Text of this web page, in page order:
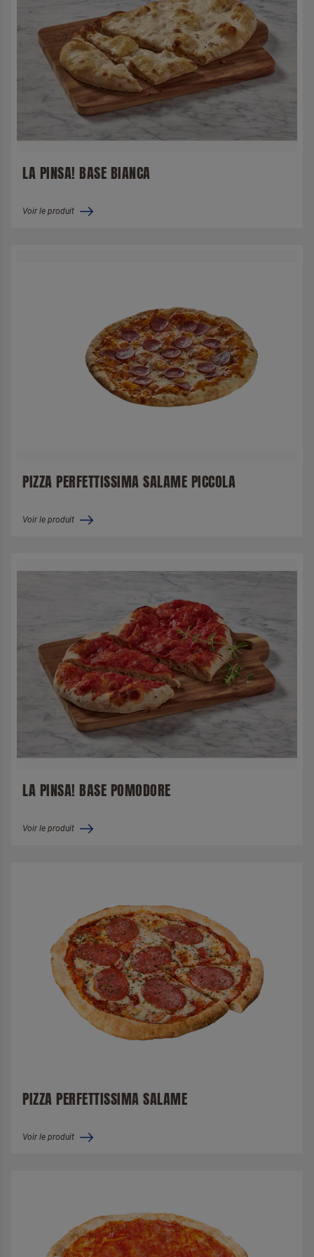
LA PINSA! BASE BIANCA
Voir le produit
PIZZA PERFETTISSIMA SALAME PICCOLA
Voir le produit
LA PINSA! BASE POMODORE
Voir le produit
PIZZA PERFETTISSIMA SALAME
Voir le produit